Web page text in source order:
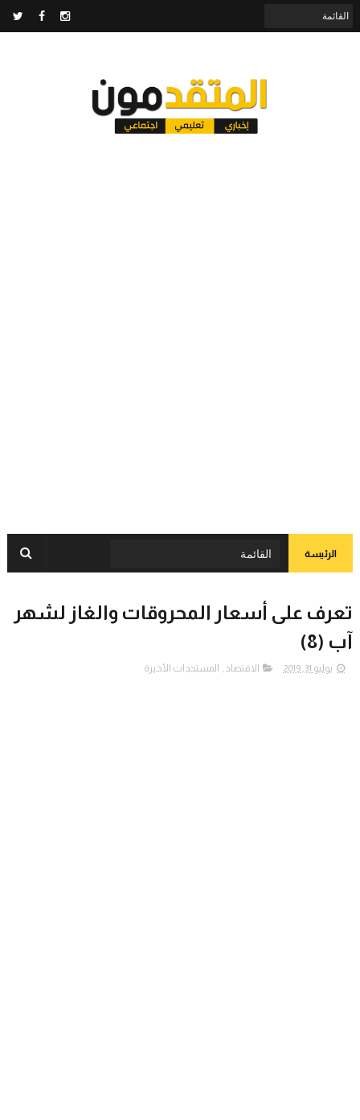
الرئيسة
تعرف على أسعار المحروقات والغاز لشهر
آب (8)
يوليو 31, 2019 الاقتصاد, المستجدات الأخيرة